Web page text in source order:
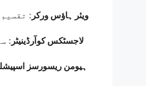
ویئر ہاؤس ورکر :
لاجسٹکس کوآرڈینیٹر :
ہیومن ریسورسز